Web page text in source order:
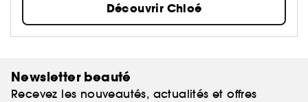
Découvrir Chloé
Newsletter beauté
Recevez les nouveautés, actualités et offres